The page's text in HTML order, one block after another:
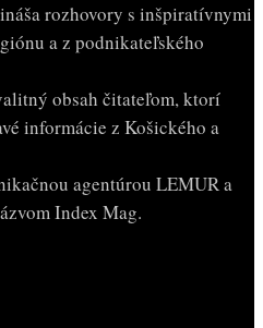
rozhovory s inšpiratívnymi
a z podnikateľského
obsah čitateľom, ktorí
informácie z Košického a
agentúrou LEMUR a
Index Mag.